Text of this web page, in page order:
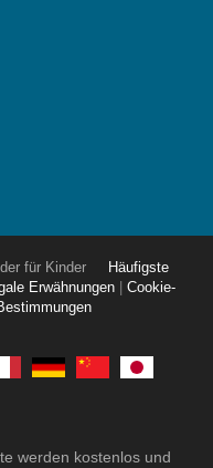
für Kinder
Häufigste
Erwähnungen
Cookie-
werden kostenlos und